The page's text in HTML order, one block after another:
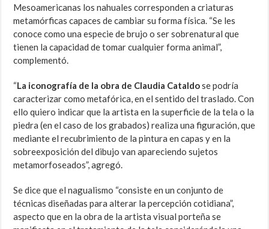
Mesoamericanas los nahuales corresponden a criaturas
metamórficas capaces de cambiar su forma física. “Se les
conoce como una especie de brujo o ser sobrenatural que
tienen la capacidad de tomar cualquier forma animal”,
complementó.
“La iconografía de la obra de Claudia Cataldose podría
caracterizar como metafórica, en el sentido del traslado. Con
ello quiero indicar que la artista en la superficie de la tela o la
piedra (en el caso de los grabados) realiza una figuración, que
mediante el recubrimiento de la pintura en capas y en la
sobreexposición del dibujo van apareciendo sujetos
metamorfoseados”, agregó.
Se dice que el nagualismo “consiste en un conjunto de
técnicas diseñadas para alterar la percepción cotidiana”,
aspecto que en la obra de la artista visual porteña se